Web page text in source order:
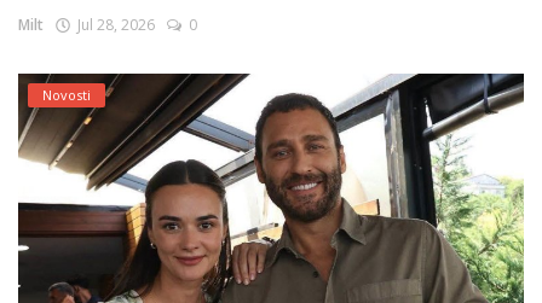
Milt Jul 28, 2026 0
Novosti